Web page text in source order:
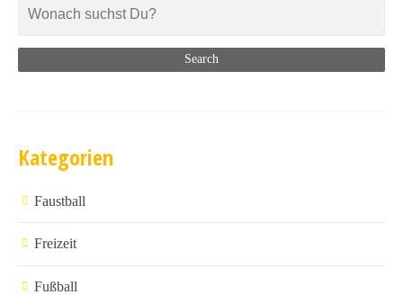
Kategorien
Faustball
Freizeit
Fußball